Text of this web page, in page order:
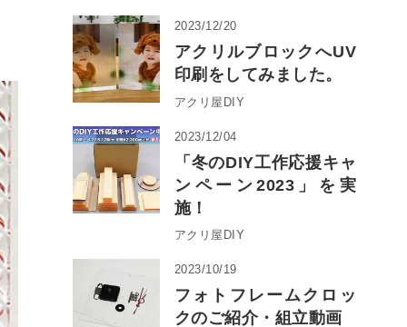
2023/12/20
アクリルブロックへUV
印刷をしてみました。
アクリ屋DIY
2023/12/04
「冬のDIY工作応援キャ
ンペーン2023」を実
施！
アクリ屋DIY
2023/10/19
フォトフレームクロッ
クのご紹介・組立動画